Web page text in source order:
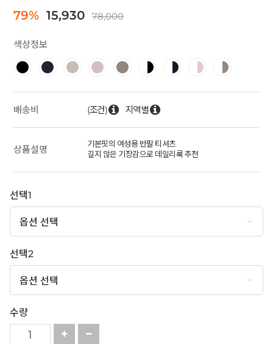
79% 15,930 78,000
색상정보
배송비 (조건) 지역별
상품설명
기본핏의 여성용 반팔 티셔츠
길지 않은 기장감으로 데일리룩 추천
선택1
선택2
수량